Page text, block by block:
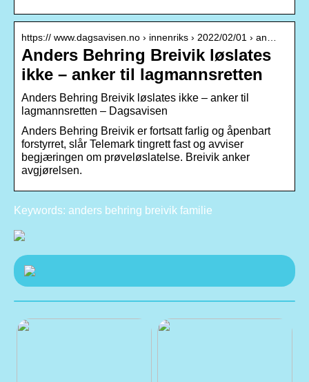
https:// www.dagsavisen.no › innenriks › 2022/02/01 › an…
Anders Behring Breivik løslates
ikke – anker til lagmannsretten
Anders Behring Breivik løslates ikke – anker til
lagmannsretten – Dagsavisen
Anders Behring Breivik er fortsatt farlig og åpenbart
forstyrret, slår Telemark tingrett fast og avviser
begjæringen om prøveløslatelse. Breivik anker
avgjørelsen.
Keywords: anders behring breivik familie